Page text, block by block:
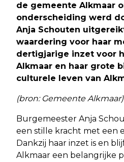
de gemeente Alkmaar
onderscheiding werd
Anja Schouten
waardering voor haar
dertigjarige inzet voor
Alkmaar en haar grote
culturele leven van
(bron: Gemeente Alkmaar)
Burgemeester Anja
een stille kracht met een
Dankzij haar inzet is en
Alkmaar een belangrijke